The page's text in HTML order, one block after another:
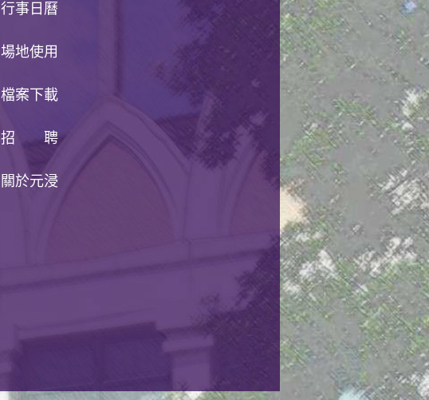
行事日曆
場地使用
檔案下載
招 聘
關於元浸